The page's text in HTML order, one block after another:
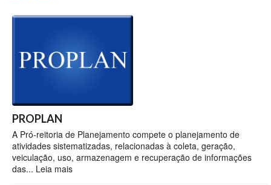
PROPLAN
A Pró-reitoria de Planejamento compete o planejamento de
atividades sistematizadas, relacionadas à coleta, geração,
veiculação, uso, armazenagem e recuperação de informações
das... Leia mais